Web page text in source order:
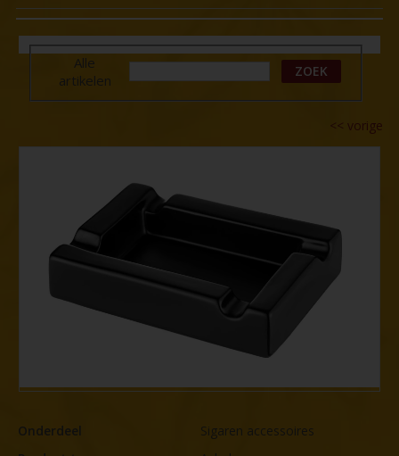
Alle
artikelen
ZOEK
<< vorige
Onderdeel
Sigaren accessoires